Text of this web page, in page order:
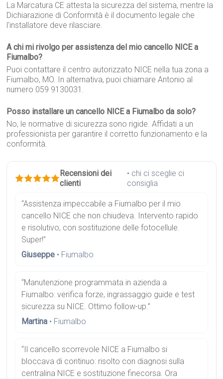
La Marcatura CE attesta la sicurezza del sistema, mentre la
Dichiarazione di Conformità è il documento legale che
l'installatore deve rilasciare.
A chi mi rivolgo per assistenza del mio cancello NICE a
Fiumalbo?
Puoi contattare il centro autorizzato NICE nella tua zona a
Fiumalbo, MO. In alternativa, puoi chiamare Antonio al
numero 059 9130031.
Posso installare un cancello NICE a Fiumalbo da solo?
No, le normative di sicurezza sono rigide. Affidati a un
professionista per garantire il corretto funzionamento e la
conformità.
Recensioni dei
clienti
• chi ci sceglie ci
consiglia
“Assistenza impeccabile a Fiumalbo per il mio
cancello NICE che non chiudeva. Intervento rapido
e risolutivo, con sostituzione delle fotocellule.
Super!”
Giuseppe • Fiumalbo
“Manutenzione programmata in azienda a
Fiumalbo: verifica forze, ingrassaggio guide e test
sicurezza su NICE. Ottimo follow-up.”
Martina • Fiumalbo
“Il cancello scorrevole NICE a Fiumalbo si
bloccava di continuo: risolto con diagnosi sulla
centralina NICE e sostituzione finecorsa. Ora